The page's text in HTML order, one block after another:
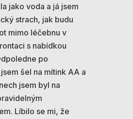
jako voda a já jsem
strach, jak budu
mimo léčebnu v
s nabídkou
po
šel na mítink AA a
jsem byl na
Líbilo se mi, že